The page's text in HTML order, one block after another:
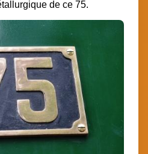
de ce 75.